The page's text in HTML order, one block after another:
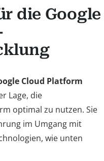
die Google
Cloud Platform
Lage, die
optimal zu nutzen. Sie
im Umgang mit
wie unten